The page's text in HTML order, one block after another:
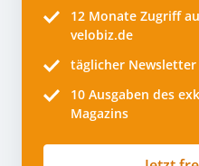
12 Monate Zugriff
velobiz.de
täglicher
10 Ausgaben des
Magazins